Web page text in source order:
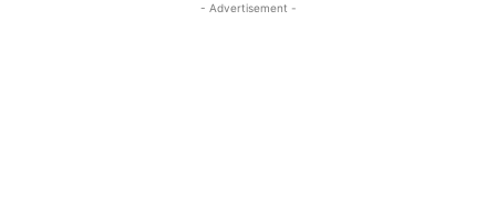
- Advertisement -